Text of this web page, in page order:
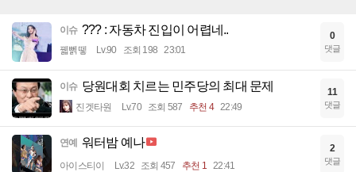
이슈 ??? : 자동차 진입이 어렵네..
꿻뻵뗗 Lv.90 조회 198 23:01
0
댓글
이슈 당원대회 치르는 민주당의 최대 문제
진겟타원 Lv.70 조회 587 추천 4 22:49
11
댓글
연예 워터밤 예나
아이스티이 Lv.32 조회 457 추천 1 22:41
2
댓글